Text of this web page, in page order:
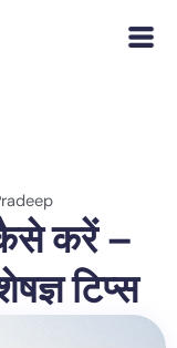
कैसे करें –
टिप्स